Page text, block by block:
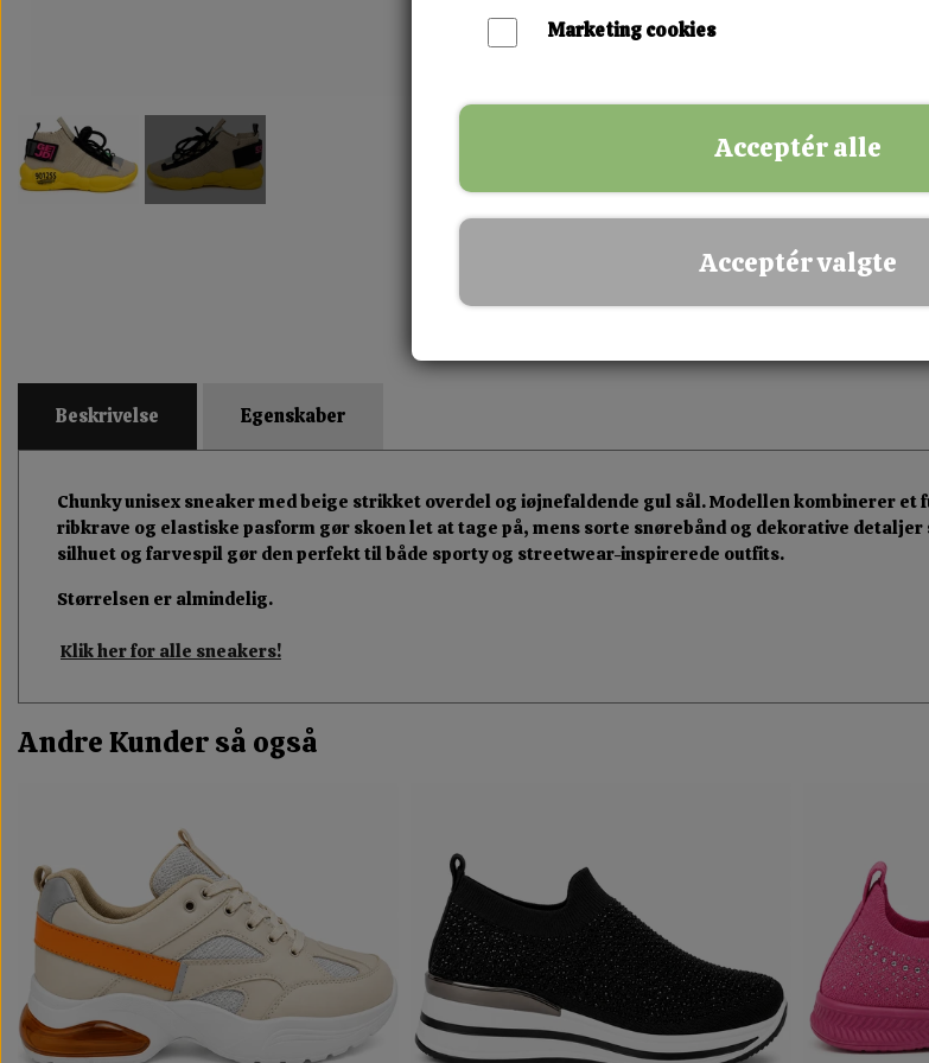
✅ Dansk webshop
✅ Fysisk butik i Esbjerg
Beskrivelse Egenskaber
Chunky unisex sneaker med beige strikket overdel og iøjnefaldende gul sål. Modellen kombinerer
ribkrave og elastiske pasform gør skoen let at tage på, mens sorte snørebånd og dekorative
silhuet og farvespil gør den perfekt til både sporty og streetwear-inspirerede outfits.
Størrelsen er almindelig.
Klik her for alle sneakers!
Andre Kunder så også
Marketing cookies
Acceptér alle
Acceptér valgte